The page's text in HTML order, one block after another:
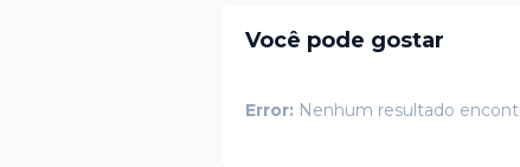
Você pode gostar
Error: Nenhum resultado